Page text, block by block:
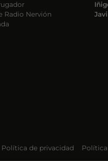
Radio Nervión
Javi
Política de privacidad